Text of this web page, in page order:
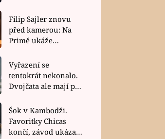
Filip Sajler znovu
před kamerou: Na
Primě ukáže
rychlé recepty
Vyřazení se
tentokrát nekonalo.
Dvojčata ale mají po
závodu nůž na krku
Šok v Kambodži.
Favoritky Chicas
končí, závod ukázal